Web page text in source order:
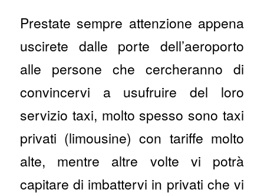
Prestate sempre attenzione appena
uscirete dalle porte dell’aeroporto
alle persone che cercheranno di
convincervi a usufruire del loro
servizio taxi, molto spesso sono taxi
privati (limousine) con tariffe molto
alte, mentre altre volte vi potrà
capitare di imbattervi in privati che vi